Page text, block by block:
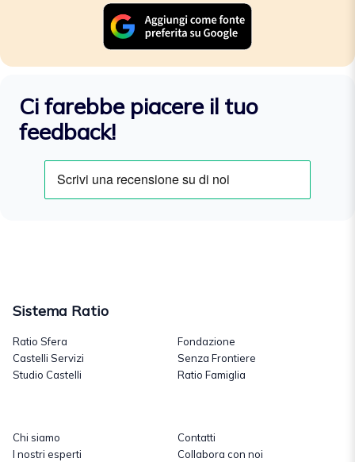
Ci farebbe piacere il tuo
feedback!
Sistema Ratio
Ratio Sfera
Castelli Servizi
Studio Castelli
Fondazione
Senza Frontiere
Ratio Famiglia
Chi siamo
I nostri esperti
Contatti
Collabora con noi